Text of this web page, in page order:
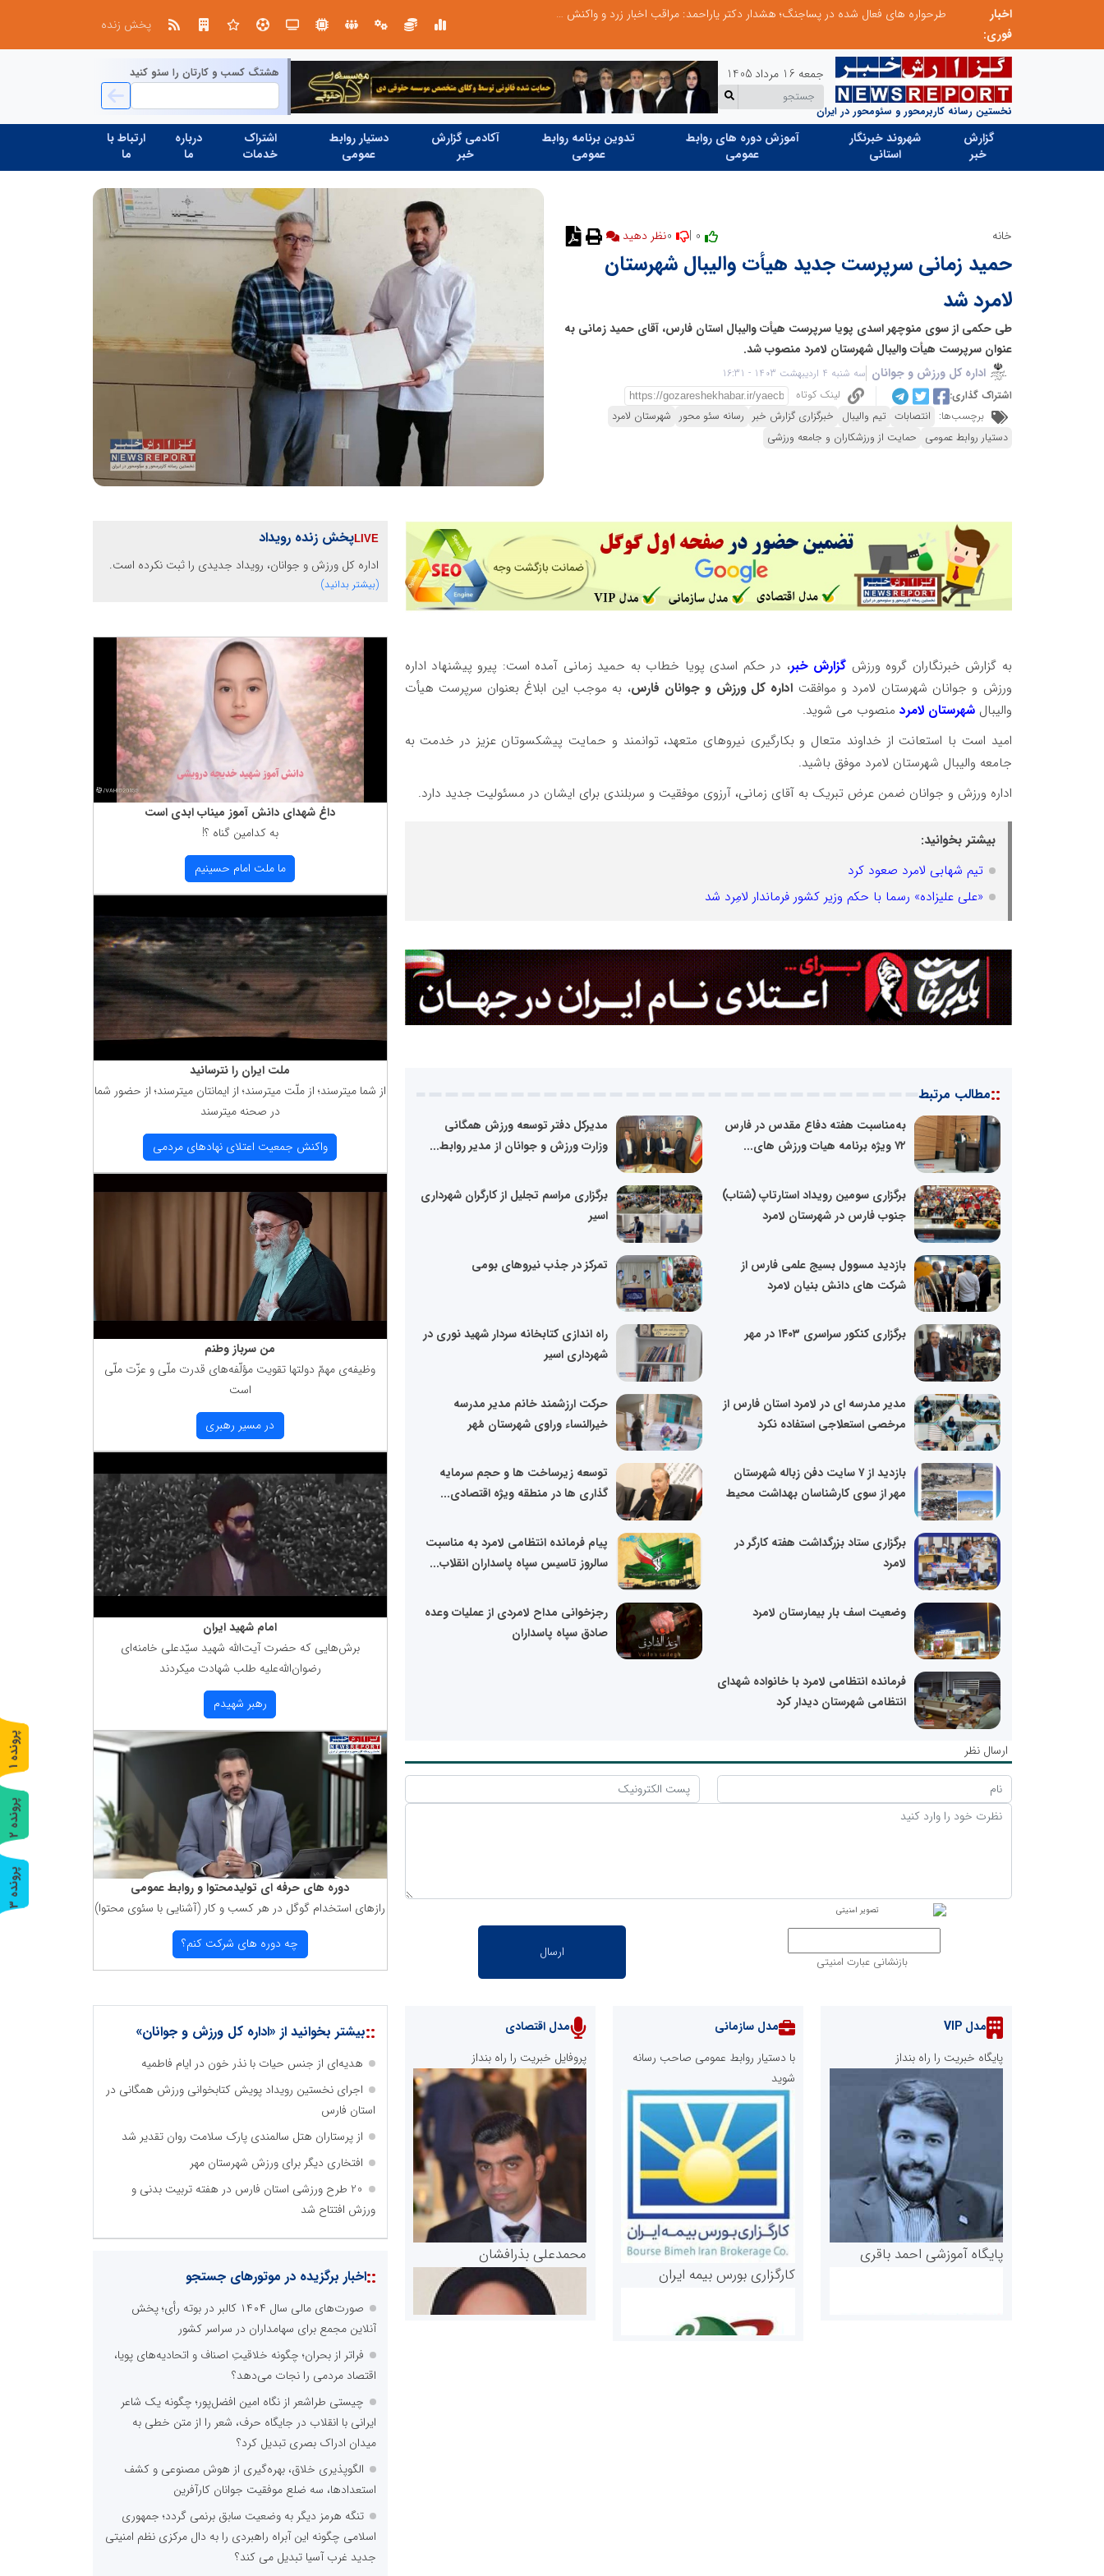
اخبار
فوری:
طرحواره های فعال شده در پساجنگ؛ هشدار دکتر یاراحمد: مراقب اخبار زرد و واکنش های هیجانی باشید
پخش زنده
نخستین رسانه کاربرمحور و سئومحور در ایران
جمعه 16 مرداد 1405 هشتگ کسب و کارتان را سئو کنید
گزارش
خبر
شهروند خبرنگار
استانی
آموزش دوره های روابط
عمومی
تدوین برنامه روابط
عمومی
آکادمی گزارش
خبر
دستیار روابط
عمومی
اشتراک
خدمات
درباره
ما
ارتباط با
ما
خانه نظر دهید
حمید زمانی سرپرست جدید هیأت والیبال شهرستان
لامرد شد
طی حکمی از سوی منوچهر اسدی پویا سرپرست هیأت والیبال استان فارس، آقای حمید زمانی به
عنوان سرپرست هیأت والیبال شهرستان لامرد منصوب شد.
اداره کل ورزش و جوانان سه شنبه 4 اردیبهشت 1403 - 16:31
اشتراک گذاری:
لینک کوتاه
برچسب‌ها: انتصابات تیم والیبال خبرگزاری گزارش خبر رسانه سئو محور شهرستان لامرد
دستیار روابط عمومی حمایت از ورزشکاران و جامعه ورزشی
به گزارش خبرنگاران گروه ورزش گزارش خبر، در حکم اسدی پویا خطاب به حمید زمانی آمده است: پیرو پیشنهاد اداره
ورزش و جوانان شهرستان لامرد و موافقت اداره کل ورزش و جوانان فارس، به موجب این ابلاغ بعنوان سرپرست هیأت
والیبالشهرستان لامرد منصوب می شوید.
امید است با استعانت از خداوند متعال و بکارگیری نیروهای متعهد، توانمند و حمایت پیشکسوتان عزیز در خدمت به
جامعه والیبال شهرستان لامرد موفق باشید.
اداره ورزش و جوانان ضمن عرض تبریک به آقای زمانی، آرزوی موفقیت و سربلندی برای ایشان در مسئولیت جدید دارد.
بیشتر بخوانید:
تیم شهابی لامرد صعود کرد
«علی علیزاده» رسما با حکم وزیر کشور فرماندار لامِرد شد
::مطالب مرتبط
به‌مناسبت هفته دفاع مقدس در فارس
۷۲ ویژه برنامه هیات ورزش های...
مدیرکل دفتر توسعه ورزش همگانی
وزارت ورزش و جوانان از مدیر روابط...
برگزاری سومین رویداد استارتاپ (شتاب)
جنوب فارس در شهرستان لامرد
برگزاری مراسم تجلیل از کارگران شهرداری
اسیر
بازدید مسوول بسیج علمی فارس از
شرکت های دانش بنیان لامرد
تمرکز در جذب نیروهای بومی
برگزاری کنکور سراسری ۱۴۰۳ در مهر
راه اندازی کتابخانه سردار شهید نوری در
شهرداری اسیر
مدیر مدرسه ای در لامرد استان فارس از
مرخصی استعلاجی استفاده نکرد
حرکت ارزشمند خانم مدیر مدرسه
خیرالنساء وراوی شهرستان مُهر
بازدید از ۷ سایت دفن زباله شهرستان
مهر از سوی کارشناسان بهداشت محیط
توسعه زیرساخت ها و حجم سرمایه
گذاری ها در منطقه ویژه اقتصادی...
برگزاری ستاد بزرگداشت هفته کارگر در
لامرد
پیام فرمانده انتظامی لامرد به مناسبت
سالروز تاسیس سپاه پاسداران انقلاب...
وضعیت اسف بار بیمارستان لامرد
رجزخوانی مداح لامردی از عملیات وعده
صادق سپاه پاسداران
فرمانده انتظامی لامرد با خانواده شهدای
انتظامی شهرستان دیدار کرد
ارسال نظر
بازنشانی عبارت امنیتی
مدل VIP
پایگاه خبریت را راه بنداز
پایگاه آموزشی احمد باقری
مدل سازمانی
با دستیار روابط عمومی صاحب رسانه
شوید
کارگزاری بورس بیمه ایران
مدل اقتصادی
پروفایل خبریت را راه بنداز
محمدعلی بذرافشان
پخش زنده رویداد
اداره کل ورزش و جوانان، رویداد جدیدی را ثبت نکرده است.
(بیشتر بدانید)
داغ شهدای دانش آموز میناب ابدی است
به كدامین گناه ؟!
ما ملت امام حسینیم
ملت ایران را نترسانید
از شما میترسند؛ از ملّت میترسند؛ از ایمانتان میترسند؛ از حضور شما
در صحنه میترسند
واكنش جمعیت اعتلای نهادهای مردمی
من سرباز وطنم
وظیفه‌ی مهمّ دولتها تقویت مؤلّفه‌های قدرت ملّی و عزّت ملّی
است
در مسیر رهبری
امام شهید ایران
برش‌هایی كه حضرت آیت‌الله شهید سیّدعلی خامنه‌ای
رضوان‌الله‌علیه طلب شهادت میكردند
رهبر شهیدم
دوره های حرفه ای تولیدمحتوا و روابط عمومی
رازهای استخدام گوگل در هر كسب و كار (آشنایی با سئوی محتوا)
چه دوره های شركت كنم؟
::بیشتر بخوانید از «اداره کل ورزش و جوانان»
هدیه‌ای از جنس حیات با نذر خون در ایام فاطمیه
اجرای نخستین رویداد پویش کتابخوانی ورزش همگانی در
استان فارس
از پرستاران هتل سالمندی پارک سلامت روان تقدیر شد
افتخاری دیگر برای ورزش شهرستان مهر
20 طرح ورزشی استان فارس در هفته تربیت بدنی و
ورزش افتتاح شد
::اخبار برگزیده در موتورهای جستجو
صورت‌های مالی سال ۱۴۰۴ کالبر در بوته رأی؛ پخش
آنلاین مجمع برای سهامداران در سراسر کشور
فراتر از بحران؛ چگونه خلاقیتِ اصناف و اتحادیه‌های پویا،
اقتصاد مردمی را نجات می‌دهد؟
چیستی طراشعر از نگاه امین افضل‌پور؛ چگونه یک شاعر
ایرانی با انقلاب در جایگاه حرف، شعر را از متن خطی به
میدان ادراک بصری تبدیل کرد؟
الگوپذیری خلاق، بهره‌گیری از هوش مصنوعی و کشف
استعدادها، سه ضلع موفقیت جوانان کارآفرین
تنگه هرمز دیگر به وضعیت سابق برنمی گردد؛ جمهوری
اسلامی چگونه این آبراه راهبردی را به دال مرکزی نظم امنیتی
جدید غرب آسیا تبدیل می کند؟
پ
ر
و
ن
د
ه
1
پ
ر
و
ن
د
ه
2
پ
ر
و
ن
د
ه
3